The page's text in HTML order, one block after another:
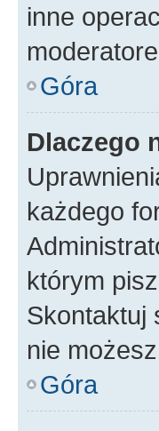
inne
Góra
Dlaczego
każdego
którym
Skontaktuj
nie
Góra